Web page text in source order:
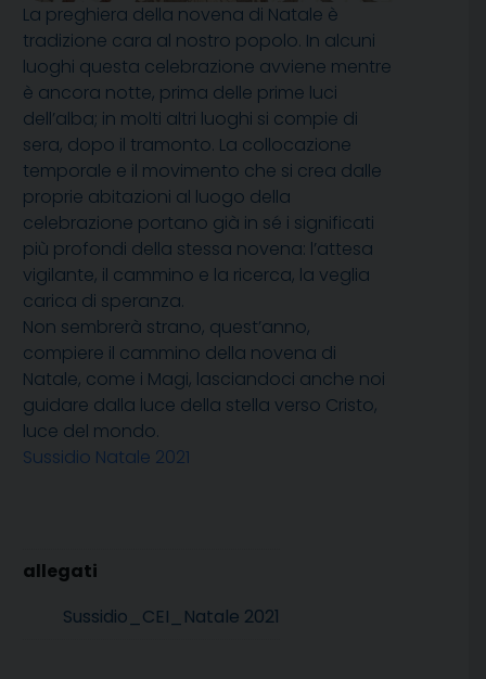
La preghiera della novena di Natale è
tradizione cara al nostro popolo. In alcuni
luoghi questa celebrazione avviene mentre
è ancora notte, prima delle prime luci
dell’alba; in molti altri luoghi si compie di
sera, dopo il tramonto. La collocazione
temporale e il movimento che si crea dalle
proprie abitazioni al luogo della
celebrazione portano già in sé i significati
più profondi della stessa novena: l’attesa
vigilante, il cammino e la ricerca, la veglia
carica di speranza.
Non sembrerà strano, quest’anno,
compiere il cammino della novena di
Natale, come i Magi, lasciandoci anche noi
guidare dalla luce della stella verso Cristo,
luce del mondo.
Sussidio Natale 2021
Sussidio_CEI_Natale 2021